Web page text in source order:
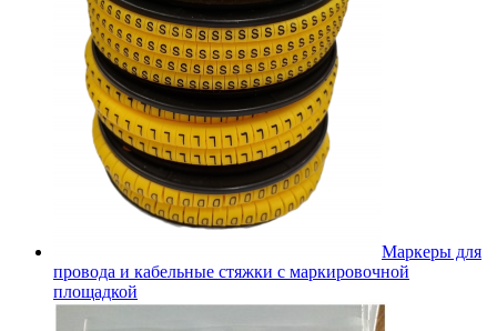
Маркеры для
провода и кабельные стяжки с маркировочной
площадкой